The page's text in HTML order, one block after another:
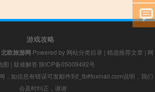
游戏攻略
北欧旅游网 Powered by 网站分类目录 | 精选推荐文章 | 网
图 | 疑难解答 陕ICP备05009492号
，如信息有错误可发邮件到f_fb#foxmail.com说明，我们
会及时纠正，谢谢